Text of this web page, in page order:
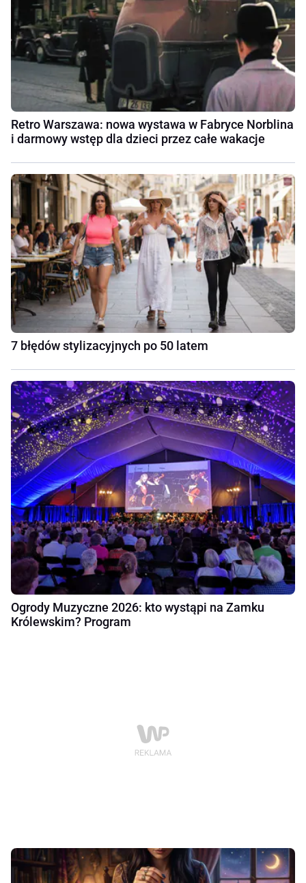
Retro Warszawa: nowa wystawa w Fabryce Norblina
i darmowy wstęp dla dzieci przez całe wakacje
7 błędów stylizacyjnych po 50 latem
Ogrody Muzyczne 2026: kto wystąpi na Zamku
Królewskim? Program